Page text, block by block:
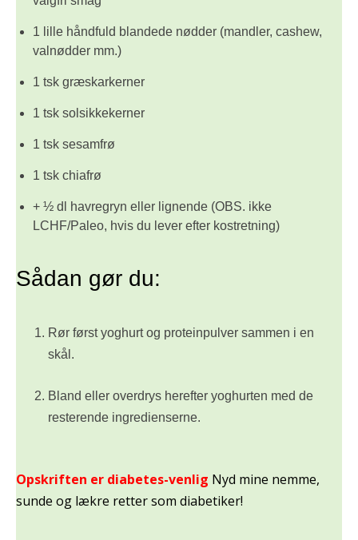
1 lille håndfuld blandede nødder (mandler, cashew,
valnødder mm.)
1 tsk græskarkerner
1 tsk solsikkekerner
1 tsk sesamfrø
1 tsk chiafrø
+ ½ dl havregryn eller lignende (OBS. ikke
LCHF/Paleo, hvis du lever efter kostretning)
Sådan gør du:
Rør først yoghurt og proteinpulver sammen i en
skål.
Bland eller overdrys herefter yoghurten med de
resterende ingredienserne.
Opskriften er diabetes-venlig Nyd mine nemme,
sunde og lækre retter som diabetiker!